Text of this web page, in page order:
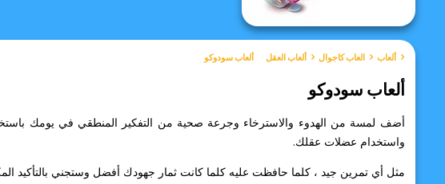
ألعاب العاب كاجوال ألعاب العقل ألعاب سودوكو
ألعاب سودوكو
أضف لمسة من الهدوء والاسترخاء وجرعة صحية من التفكير المنطقي في يومك
واستخدام عضلات عقلك.
مثل أي تمرين جيد ، كلما حافظت عليه كلما كانت ثمار جهودك أفضل وستجني بالتأكيد